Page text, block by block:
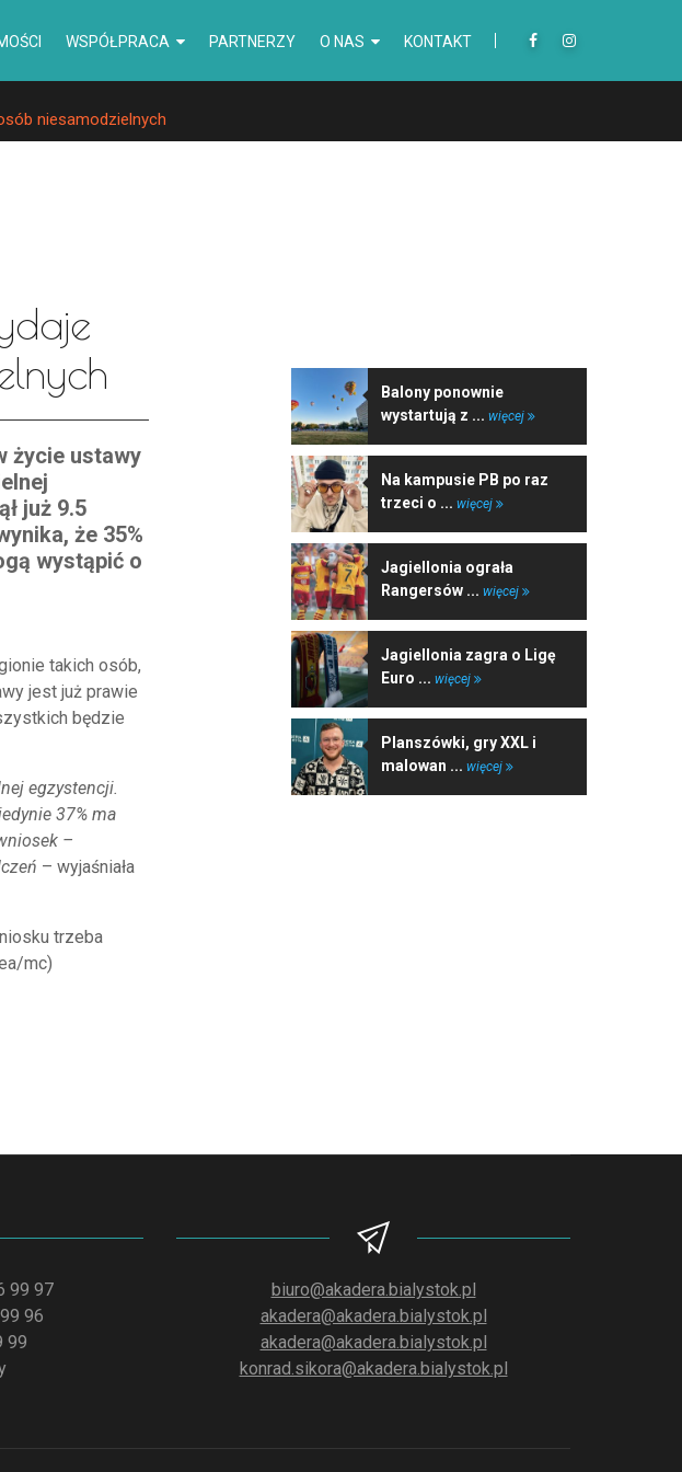
WSPÓŁPRACA PARTNERZY O NAS KONTAKT
niesamodzielnych
życie ustawy
już 9.5
że 35%
wystąpić o
takich osób,
jest już prawie
będzie
egzystencji.
37% ma
–
– wyjaśniała
trzeba
mc)
Balony ponownie
wystartują z ... więcej
Na kampusie PB po raz
trzeci o ... więcej
Jagiellonia ograła
Rangersów ... więcej
Jagiellonia zagra o Ligę
Euro ... więcej
Planszówki, gry XXL i
malowan ... więcej
99 97
96
99
biuro@akadera.bialystok.pl
akadera@akadera.bialystok.pl
akadera@akadera.bialystok.pl
konrad.sikora@akadera.bialystok.pl